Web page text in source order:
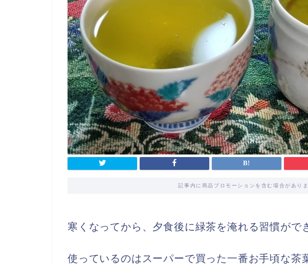
記事内に商品プロモーションを含む場合があり
寒くなってから、夕食後に緑茶を淹れる習慣がで
使っているのはスーパーで買った一番お手頃な茶